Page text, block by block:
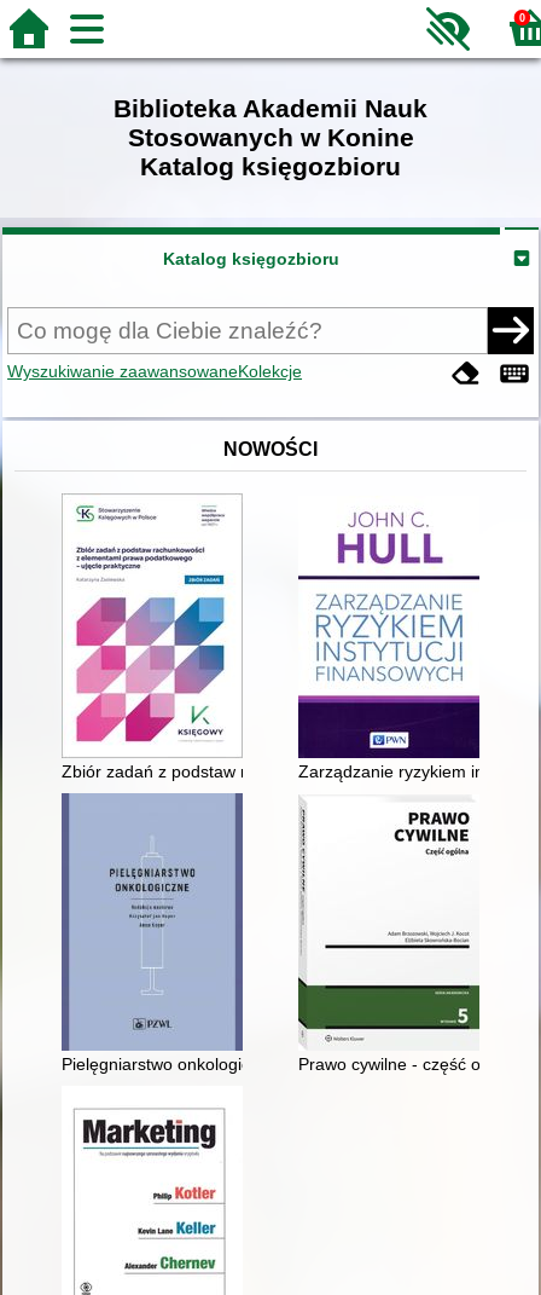
0
Biblioteka Akademii Nauk
Stosowanych w Konine
Katalog księgozbioru
Katalog księgozbioru
Wyszukiwanie zaawansowaneKolekcje
NOWOŚCI
Zbiór zadań z podstaw rachunkowości z elementami prawa
Zarządzanie ryzykiem
Pielęgniarstwo onkologiczne Prawo cywilne - część ogólna